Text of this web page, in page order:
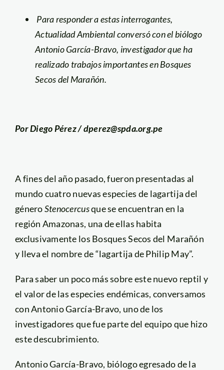
Para responder a estas interrogantes,
Actualidad Ambiental conversó con el biólogo
Antonio García-Bravo, investigador que ha
realizado trabajos importantes en Bosques
Secos del Marañón.
Por Diego Pérez / dperez@spda.org.pe
A fines del año pasado, fueron presentadas al
mundo cuatro nuevas especies de lagartija del
géneroStenocercusque se encuentran en la
región Amazonas, una de ellas habita
exclusivamente los Bosques Secos del Marañón
y lleva el nombre de “lagartija de Philip May”.
Para saber un poco más sobre este nuevo reptil y
el valor de las especies endémicas, conversamos
con Antonio García-Bravo, uno de los
investigadores que fue parte del equipo que hizo
este descubrimiento.
Antonio García-Bravo, biólogo egresado de la